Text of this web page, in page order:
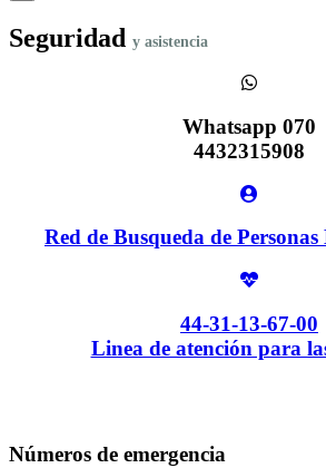
Seguridad y asistencia
Whatsapp 070
4432315908
Red de Busqueda de Personas
44-31-13-67-00
Linea de atención para
Números de emergencia